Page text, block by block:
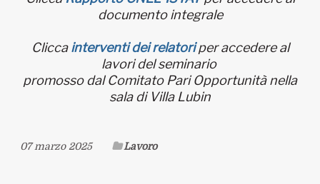
documento integrale
Cliccainterventi dei relatoriper accedere al
lavori del seminario
promosso dal Comitato Pari Opportunità nella
sala di Villa Lubin
07 marzo 2025 Lavoro